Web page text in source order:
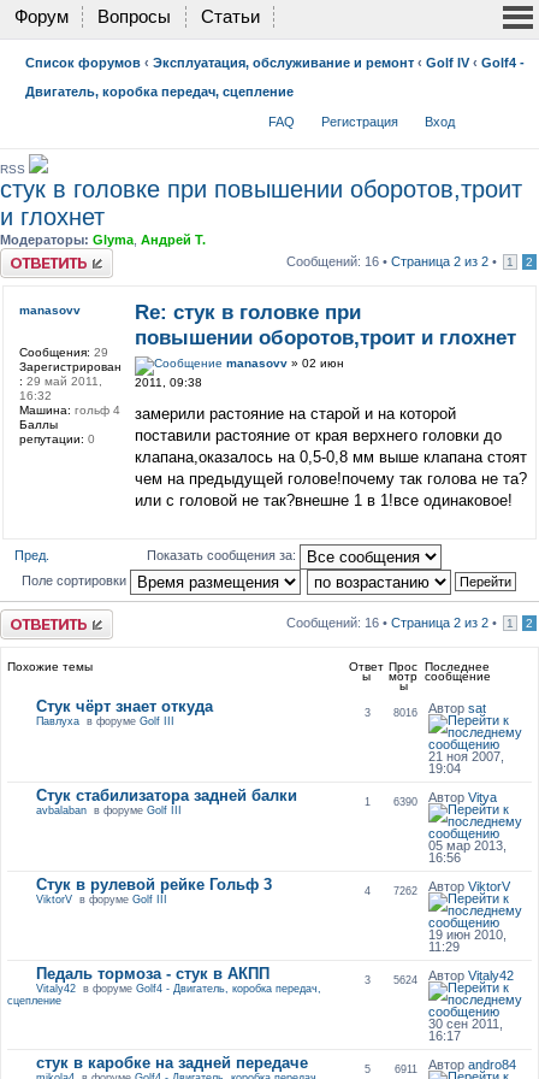
Форум Вопросы Статьи
Список форумов ‹ Эксплуатация, обслуживание и ремонт ‹ Golf IV ‹ Golf4 -
Двигатель, коробка передач, сцепление
FAQ Регистрация Вход
RSS
стук в головке при повышении оборотов,троит
и глохнет
Модераторы: Glyma Андрей Т.
Ответить
Сообщений: 16 • Страница 2 из 2 • 1 2
Re: стук в головке при
повышении оборотов,троит и глохнет
manasovv» 02 июн
2011, 09:38
замерили растояние на старой и на которой
поставили растояние от края верхнего головки до
клапана,оказалось на 0,5-0,8 мм выше клапана стоят
чем на предыдущей голове!почему так голова не та?
или с головой не так?внешне 1 в 1!все одинаковое!
manasovv
Сообщения: 29
Зарегистрирован
: 29 май 2011,
16:32
Машина: гольф 4
Баллы
репутации: 0
Пред.
Показать сообщения за:
Поле сортировки
Ответить Сообщений: 16 • Страница 2 из 2 • 1 2
Похожие темы Ответ
ы
Прос
мотр
ы
Последнее
сообщение
Стук чёрт знает откуда
Павлухав форуме Golf III
3 8016 Авторsat
21 ноя 2007,
19:04
Стук стабилизатора задней балки
avbalabanв форуме Golf III
1 6390 АвторVitya
05 мар 2013,
16:56
Стук в рулевой рейке Гольф 3
ViktorVв форуме Golf III
4 7262 АвторViktorV
19 июн 2010,
11:29
Педаль тормоза - стук в АКПП
Vitaly42в форуме Golf4 - Двигатель, коробка передач,
сцепление
3 5624 АвторVitaly42
30 сен 2011,
16:17
стук в каробке на задней передаче 5 6911 Авторandro84